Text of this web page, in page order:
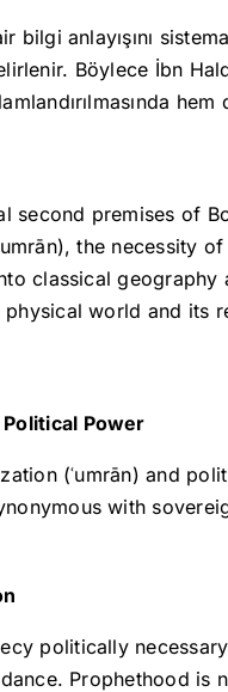
bilgi anlayışını
Böylece İbn
premises of
the necessity
classical
physical world and its
Power
(ʿumrān) and
with
politically
Prophethood